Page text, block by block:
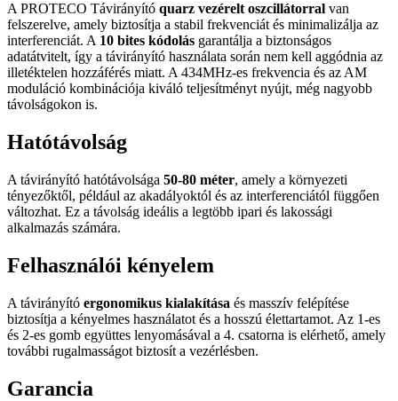
A PROTECO Távirányító quarz vezérelt oszcillátorral van
felszerelve, amely biztosítja a stabil frekvenciát és minimalizálja az
interferenciát. A 10 bites kódolás garantálja a biztonságos
adatátvitelt, így a távirányító használata során nem kell aggódnia az
illetéktelen hozzáférés miatt. A 434MHz-es frekvencia és az AM
moduláció kombinációja kiváló teljesítményt nyújt, még nagyobb
távolságokon is.
Hatótávolság
A távirányító hatótávolsága 50-80 méter, amely a környezeti
tényezőktől, például az akadályoktól és az interferenciától függően
változhat. Ez a távolság ideális a legtöbb ipari és lakossági
alkalmazás számára.
Felhasználói kényelem
A távirányító ergonomikus kialakítása és masszív felépítése
biztosítja a kényelmes használatot és a hosszú élettartamot. Az 1-es
és 2-es gomb együttes lenyomásával a 4. csatorna is elérhető, amely
további rugalmasságot biztosít a vezérlésben.
Garancia